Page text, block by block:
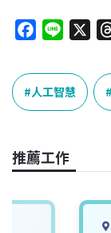
c
e
b
o
k
n
e
人工智慧
推薦工作